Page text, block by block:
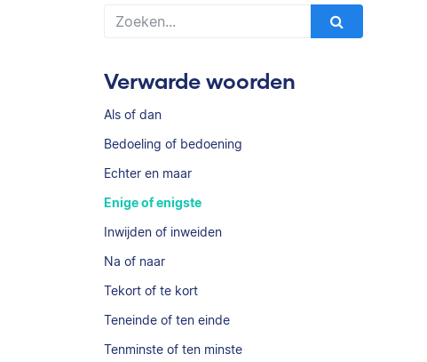
Verwarde woorden
Als of dan
Bedoeling of bedoening
Echter en maar
Enige of enigste
Inwijden of inweiden
Na of naar
Tekort of te kort
Teneinde of ten einde
Tenminste of ten minste